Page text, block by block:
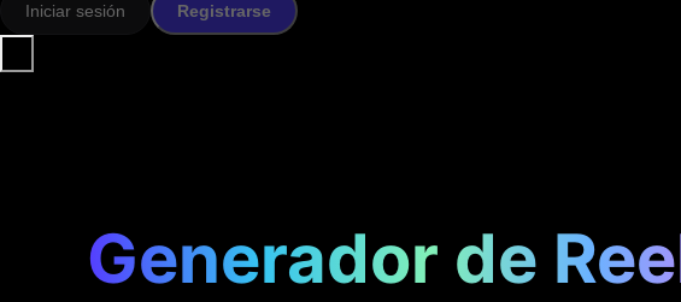
Iniciar sesión Registrarse
Generador de